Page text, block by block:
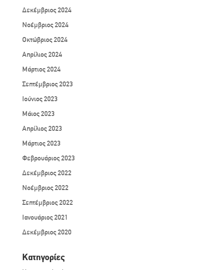
Δεκέμβριος 2024
Νοέμβριος 2024
Οκτώβριος 2024
Απρίλιος 2024
Μάρτιος 2024
Σεπτέμβριος 2023
Ιούνιος 2023
Μάιος 2023
Απρίλιος 2023
Μάρτιος 2023
Φεβρουάριος 2023
Δεκέμβριος 2022
Νοέμβριος 2022
Σεπτέμβριος 2022
Ιανουάριος 2021
Δεκέμβριος 2020
Kατηγορίες